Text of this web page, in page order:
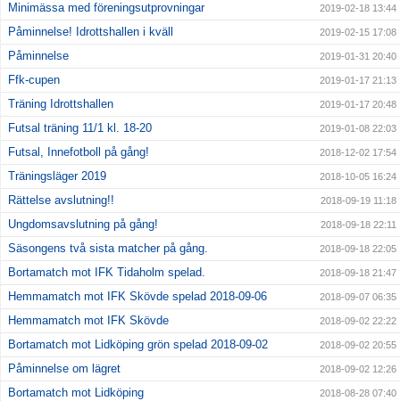
Minimässa med föreningsutprovningar 2019-02-18 13:44
Påminnelse! Idrottshallen i kväll 2019-02-15 17:08
Påminnelse 2019-01-31 20:40
Ffk-cupen 2019-01-17 21:13
Träning Idrottshallen 2019-01-17 20:48
Futsal träning 11/1 kl. 18-20 2019-01-08 22:03
Futsal, Innefotboll på gång! 2018-12-02 17:54
Träningsläger 2019 2018-10-05 16:24
Rättelse avslutning!! 2018-09-19 11:18
Ungdomsavslutning på gång! 2018-09-18 22:11
Säsongens två sista matcher på gång. 2018-09-18 22:05
Bortamatch mot IFK Tidaholm spelad. 2018-09-18 21:47
Hemmamatch mot IFK Skövde spelad 2018-09-06 2018-09-07 06:35
Hemmamatch mot IFK Skövde 2018-09-02 22:22
Bortamatch mot Lidköping grön spelad 2018-09-02 2018-09-02 20:55
Påminnelse om lägret 2018-09-02 12:26
Bortamatch mot Lidköping 2018-08-28 07:40